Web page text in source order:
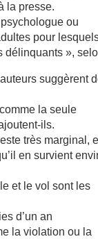
la presse.
ou
pour
délinquants »,
suggèrent
la seule
ils.
très marginal,
en survient
et le vol sont les
d’un an
la violation ou la